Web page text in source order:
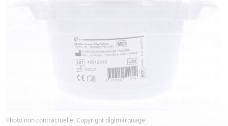
Photo non contractuelle. Copyright digimarquage